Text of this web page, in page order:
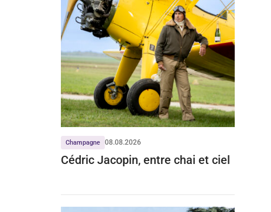
Champagne 08.08.2026
Cédric Jacopin, entre chai et ciel